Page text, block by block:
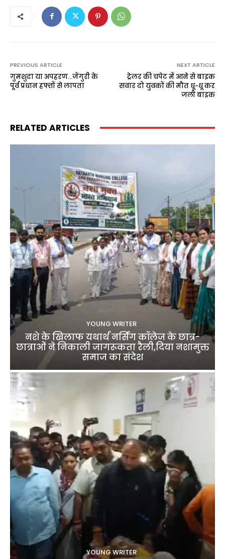
PREVIOUS ARTICLE
गुमशुदा या अपहरण…जेंगुरी के
पूर्व प्रधान हफ्तों से लापता
NEXT ARTICLE
ट्रेलर की चपेट में आने से बाइक
सवार दो युवकों की मौत धू-धू कर
जली बाइक
RELATED ARTICLES
YOUNG WRITER
नशे के खिलाफ यथार्थ नर्सिंग कॉलेज के छात्र-
छात्राओं ने निकाली जागरूकता रैली,दिया नशामुक्त
समाज का संदेश
YOUNG WRITER